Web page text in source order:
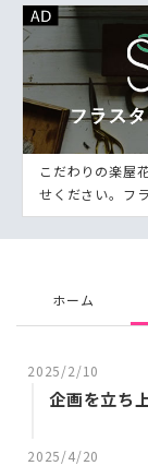
こだわりの楽屋
せください。フ
ホーム
2025/2/10
企画を立ち
2025/4/20